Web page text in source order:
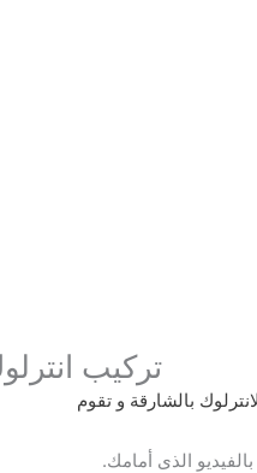
تركيب
بالشارقة و تقوم
الذى أمامك.